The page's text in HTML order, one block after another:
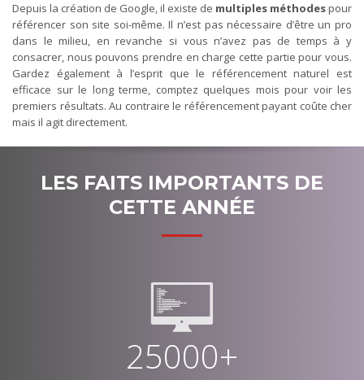
Depuis la création de Google, il existe de multiples méthodespour
référencer son site soi-même. Il n’est pas nécessaire d’être un pro
dans le milieu, en revanche si vous n’avez pas de temps à y
consacrer, nous pouvons prendre en charge cette partie pour vous.
Gardez également à l’esprit que le référencement naturel est
efficace sur le long terme, comptez quelques mois pour voir les
premiers résultats. Au contraire le référencement payant coûte cher
mais il agit directement.
LES FAITS IMPORTANTS DE
CETTE ANNÉE
25000+